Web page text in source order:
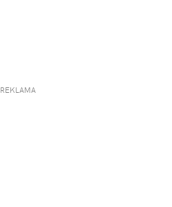
REKLAMA